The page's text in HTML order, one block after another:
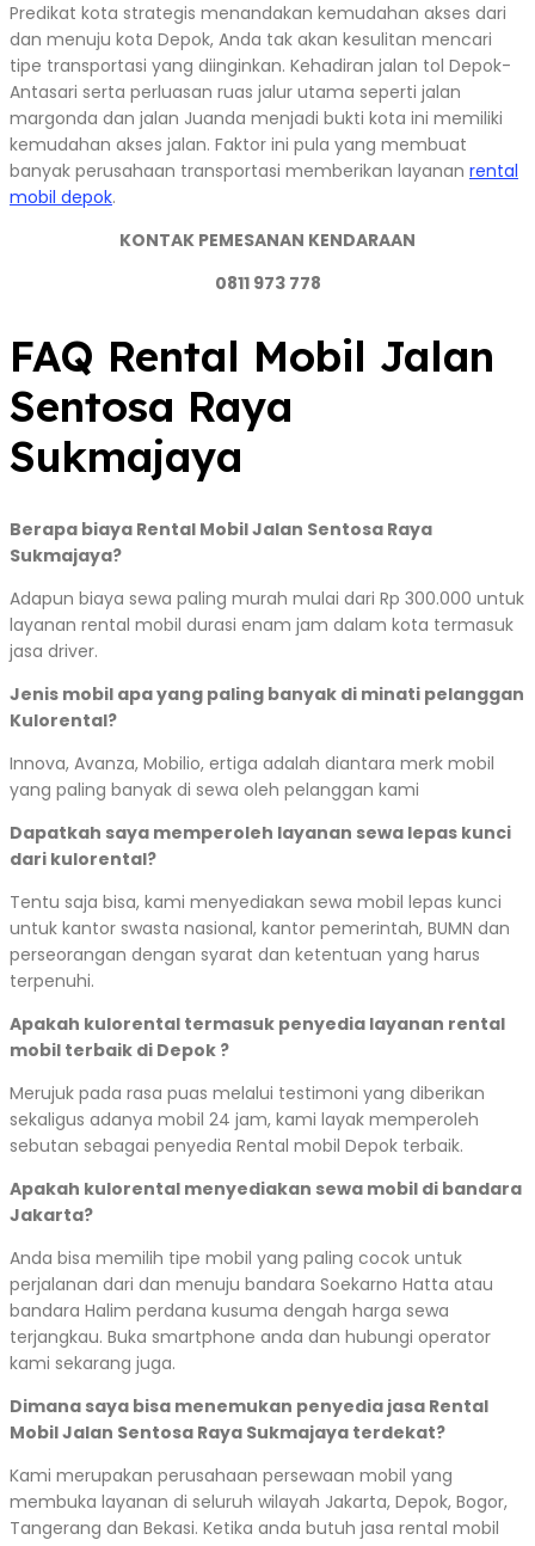
Predikat kota strategis menandakan kemudahan akses dari
dan menuju kota Depok, Anda tak akan kesulitan mencari
tipe transportasi yang diinginkan. Kehadiran jalan tol Depok-
Antasari serta perluasan ruas jalur utama seperti jalan
margonda dan jalan Juanda menjadi bukti kota ini memiliki
kemudahan akses jalan. Faktor ini pula yang membuat
banyak perusahaan transportasi memberikan layanan rental
mobil depok.
KONTAK PEMESANAN KENDARAAN
0811 973 778
FAQ Rental Mobil Jalan
Sentosa Raya
Sukmajaya
Berapa biaya Rental Mobil Jalan Sentosa Raya
Sukmajaya?
Adapun biaya sewa paling murah mulai dari Rp 300.000 untuk
layanan rental mobil durasi enam jam dalam kota termasuk
jasa driver.
Jenis mobil apa yang paling banyak di minati pelanggan
Kulorental?
Innova, Avanza, Mobilio, ertiga adalah diantara merk mobil
yang paling banyak di sewa oleh pelanggan kami
Dapatkah saya memperoleh layanan sewa lepas kunci
dari kulorental?
Tentu saja bisa, kami menyediakan sewa mobil lepas kunci
untuk kantor swasta nasional, kantor pemerintah, BUMN dan
perseorangan dengan syarat dan ketentuan yang harus
terpenuhi.
Apakah kulorental termasuk penyedia layanan rental
mobil terbaik di Depok ?
Merujuk pada rasa puas melalui testimoni yang diberikan
sekaligus adanya mobil 24 jam, kami layak memperoleh
sebutan sebagai penyedia Rental mobil Depok terbaik.
Apakah kulorental menyediakan sewa mobil di bandara
Jakarta?
Anda bisa memilih tipe mobil yang paling cocok untuk
perjalanan dari dan menuju bandara Soekarno Hatta atau
bandara Halim perdana kusuma dengah harga sewa
terjangkau. Buka smartphone anda dan hubungi operator
kami sekarang juga.
Dimana saya bisa menemukan penyedia jasa Rental
Mobil Jalan Sentosa Raya Sukmajaya terdekat?
Kami merupakan perusahaan persewaan mobil yang
membuka layanan di seluruh wilayah Jakarta, Depok, Bogor,
Tangerang dan Bekasi. Ketika anda butuh jasa rental mobil